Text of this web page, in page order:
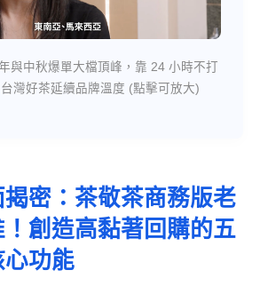
與中秋爆單大檔頂峰，靠 24 小時不打
灣好茶延續品牌溫度 (點擊可放大)
密：茶敬茶商務版老
！創造高黏著回購的五
功能